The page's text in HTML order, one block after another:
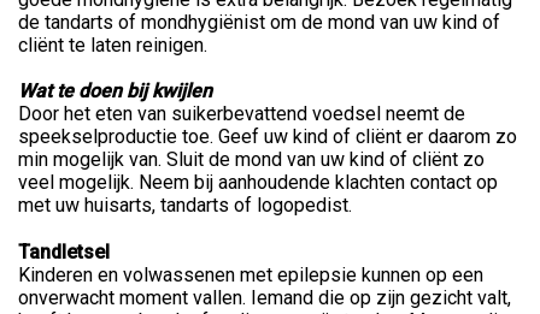
de tandarts of mondhygiënist om de mond van uw kind of
cliënt te laten reinigen.
Wat te doen bij kwijlen
Door het eten van suikerbevattend voedsel neemt de
speekselproductie toe. Geef uw kind of cliënt er daarom zo
min mogelijk van. Sluit de mond van uw kind of cliënt zo
veel mogelijk. Neem bij aanhoudende klachten contact op
met uw huisarts, tandarts of logopedist.
Tandletsel
Kinderen en volwassenen met epilepsie kunnen op een
onverwacht moment vallen. Iemand die op zijn gezicht valt,